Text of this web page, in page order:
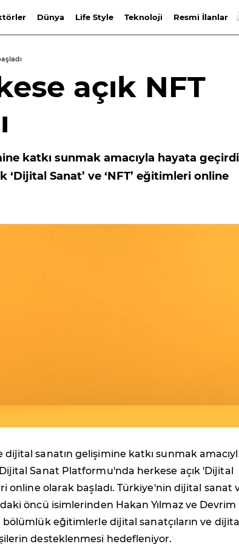
Dünya Life Style Teknoloji Resmi İlanlar
açık NFT
katkı sunmak amacıyla hayata
Sanat’ ve ‘NFT’ eğitimleri online
sanatın gelişimine katkı sunmak
Sanat Platformu'nda herkese açık 'Dijital
online olarak başladı. Türkiye'nin dijital sanat
öncü isimlerinden Hakan Yılmaz ve Devrim
bölümlük eğitimlerle dijital sanatçıların ve dijital
desteklenmesi hedefleniyor.